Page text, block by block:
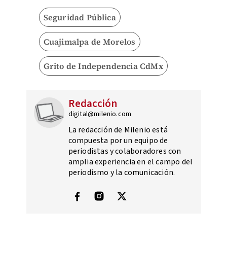
Seguridad Pública
Cuajimalpa de Morelos
Grito de Independencia CdMx
Redacción
digital@milenio.com
La redacción de Milenio está
compuesta por un equipo de
periodistas y colaboradores con
amplia experiencia en el campo del
periodismo y la comunicación.